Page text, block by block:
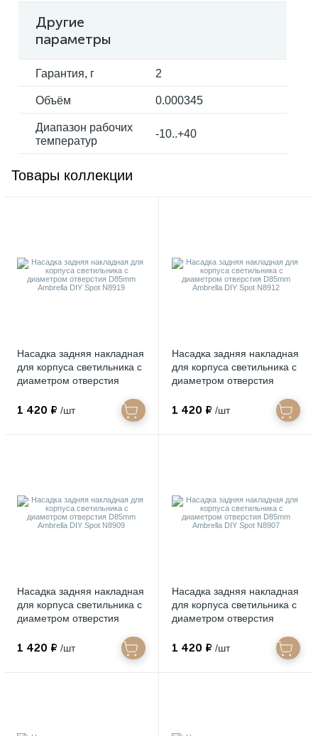
Другие
параметры
Гарантия, г 2
Объём 0.000345
Диапазон рабочих
температур
-10..+40
Товары коллекции
Насадка задняя накладная
для корпуса светильника с
диаметром отверстия
N8919
1 420 ₽ /шт
Насадка задняя накладная
для корпуса светильника с
диаметром отверстия
N8912
1 420 ₽ /шт
Насадка задняя накладная
для корпуса светильника с
диаметром отверстия
N8909
1 420 ₽ /шт
Насадка задняя накладная
для корпуса светильника с
диаметром отверстия
N8907
1 420 ₽ /шт